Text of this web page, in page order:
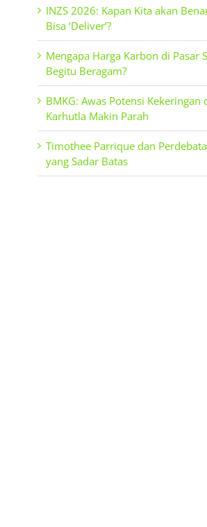
INZS 2026: Kapan Kita akan
Bisa ‘Deliver’?
Mengapa Harga Karbon di Pasar
Begitu Beragam?
BMKG: Awas Potensi Kekeringan
Karhutla Makin Parah
Timothee Parrique dan
yang Sadar Batas